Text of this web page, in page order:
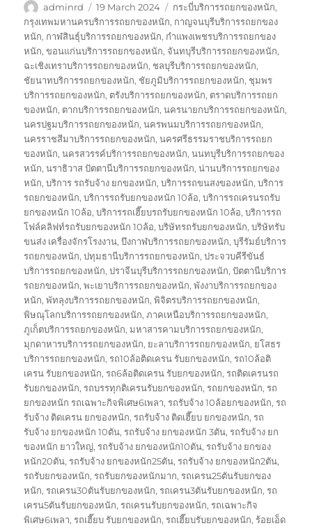
Author
adminrd
Posted
on
19 March 2024 Tags
กระบี่บริการรถยกของหนัก,
กรุงเทพมหานครบริการรถยกของหนัก, กาญจนบุรีบริการรถยกของ
หนัก, กาฬสินธุ์บริการรถยกของหนัก, กำแพงเพชรบริการรถยกของ
หนัก,ขอนแก่นบริการรถยกของหนัก, จันทบุรีบริการรถยกของหนัก,
ฉะเชิงเทราบริการรถยกของหนัก, ชลบุรีบริการรถยกของหนัก,
ชัยนาทบริการรถยกของหนัก, ชัยภูมิบริการรถยกของหนัก, ชุมพร
บริการรถยกของหนัก, ตรังบริการรถยกของหนัก, ตราดบริการรถยก
ของหนัก, ตากบริการรถยกของหนัก,นครนายกบริการรถยกของหนัก,
นครปฐมบริการรถยกของหนัก,นครพนมบริการรถยกของหนัก,
นครราชสีมาบริการรถยกของหนัก,นครศรีธรรมราชบริการรถยก
ของหนัก,นครสวรรค์บริการรถยกของหนัก,นนทบุรีบริการรถยกของ
หนัก,นราธิวาส ปัตตานีบริการรถยกของหนัก,น่านบริการรถยกของ
หนัก,บริการ รถรับจ้าง ยกของหนัก,บริการรถขนสงของหนัก,บริการ
รถยกของหนัก,บริการรถรับยกของหนัก 10ล้อ,บริการรถเครนรถรับ
ยกของหนัก 10ล้อ,บริการรถเฮี๊ยบรถรับยกของหนัก 10ล้อ,บริการรถ
โฟล์คลิฟท์รถรับยกของหนัก 10ล้อ,บริษัทรถรับยกของหนัก,บริษัทรับ
ขนส่ง เครื่องจักรโรงงาน,บึงกาฬบริการรถยกของหนัก,บุรีรัมย์บริการ
รถยกของหนัก,ปทุมธานีบริการรถยกของหนัก,ประจวบคีรีขันธ์
บริการรถยกของหนัก,ปราจีนบุรีบริการรถยกของหนัก,ปัตตานีบริการ
รถยกของหนัก,พะเยาบริการรถยกของหนัก,พังงาบริการรถยกของ
หนัก,พัทลุงบริการรถยกของหนัก,พิจิตรบริการรถยกของหนัก,
พิษณุโลกบริการรถยกของหนัก,ภาคเหนือบริการรถยกของหนัก,
ภูเก็ตบริการรถยกของหนัก,มหาสารคามบริการรถยกของหนัก,
มุกดาหารบริการรถยกของหนัก, ยะลาบริการรถยกของหนัก, ยโสธร
บริการรถยกของหนัก,รถ10ล้อติดเครน รับยกของหนัก,รถ10ล้อติ
เครน รับยกของหนัก,รถ6ล้อติดเครน รับยกของหนัก,รถติดเครนรถ
รับยกของหนัก,รถบรรทุกติเครนรับยกของหนัก,รถยกของหนัก,รถ
ยกของหนัก รถเฉพาะกิจพิเศษ6เพลา,รถรับจ้าง 10ล้อยกของหนัก,รถ
รับจ้าง ติดเครน ยกของหนัก,รถรับจ้าง ติดเฮี๊ยบ ยกของหนัก,รถ
รับจ้าง ยกของหนัก 10ตัน,รถรับจ้าง ยกของหนัก 3ตัน,รถรับจ้าง ยก
ของหนัก ยาวใหญ่,รถรับจ้าง ยกของหนัก10ตัน,รถรับจ้าง ยกของ
หนัก20ตัน,รถรับจ้าง ยกของหนัก25ตัน,รถรับจ้าง ยกของหนัก2ตัน,
รถรับยกของหนัก,รถรับยกของหนักมาก,รถเครน25ตันรับยกของ
หนัก,รถเครน30ตันรับยกของหนัก,รถเครน3ตันรับยกของหนัก,รถ
เครน5ตันรับยกของหนัก,รถเครนรับยกของหนัก,รถเฉพาะกิจ
พิเศษ6เพลา,รถเฮี๊ยบ รับยกของหนัก,รถเฮี๊ยบรับยกของหนัก,ร้อยเอ็ด